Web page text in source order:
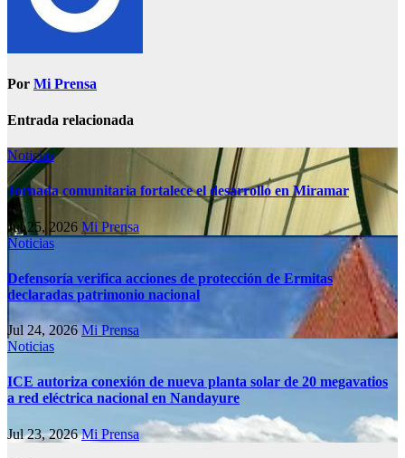
Por Mi Prensa
Entrada relacionada
Noticias
Jornada comunitaria fortalece el desarrollo en Miramar
Jul 25, 2026 Mi Prensa
Noticias
Defensoría verifica acciones de protección de Ermitas
declaradas patrimonio nacional
Jul 24, 2026Mi Prensa
Noticias
ICE autoriza conexión de nueva planta solar de 20 megavatios
a red eléctrica nacional en Nandayure
Jul 23, 2026Mi Prensa